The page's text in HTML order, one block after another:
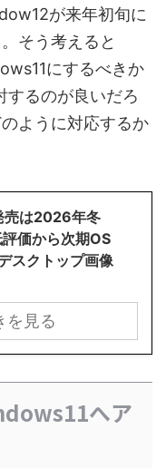
が来年初旬に
そう考えると
にするべきか
るのが良いだろ
ように対応するか
は2026年冬
価から次期OS
スクトップ画像
を見る
へア